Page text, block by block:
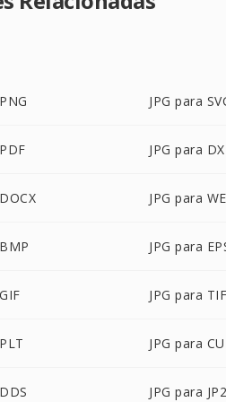
JPG para
JPG para
JPG para
JPG para
JPG para
JPG para
JPG para JP2